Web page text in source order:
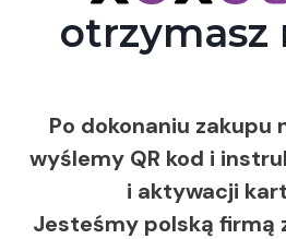
otrzymasz
Po dokonaniu zakupu
wyślemy QR kod i
i aktywacji
Jesteśmy polską firmą